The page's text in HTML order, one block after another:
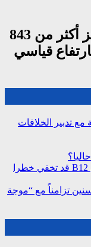
تقرير: الجمارك تتمكن من حجز أكثر من 843
سيجارة مهربة في 2025 بارتفاع قياسي
تدبير الخلافات
دراسة: المستويات “الطبيعية” لفيتامين B12 قد تخفي خطرا
تزامناً مع “موجة